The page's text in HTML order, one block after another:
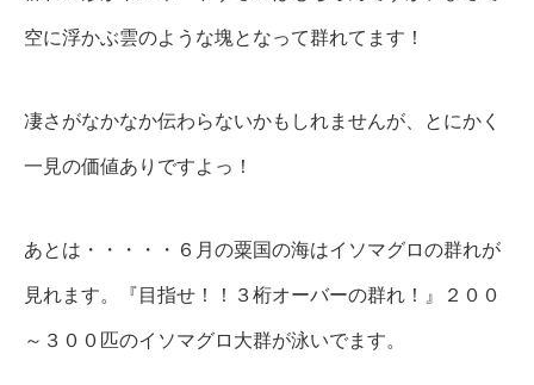
空に浮かぶ雲のような塊となって群れてます！
凄さがなかなか伝わらないかもしれませんが、とにかく
一見の価値ありですよっ！
あとは・・・・・６月の粟国の海はイソマグロの群れが
見れます。『目指せ！！３桁オーバーの群れ！』２００
～３００匹のイソマグロ大群が泳いでます。